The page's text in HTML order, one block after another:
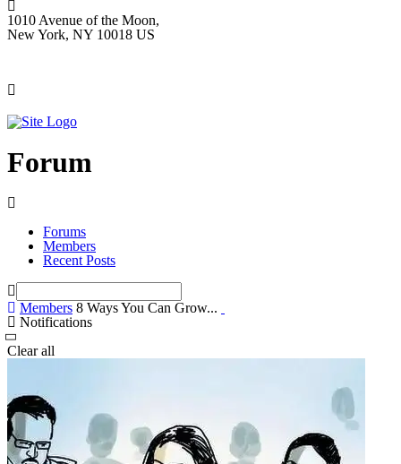
1010 Avenue of the Moon,
New York, NY 10018 US
Forum
Forums
Members
Recent Posts
Members 8 Ways You Can Grow...
Notifications
Clear all